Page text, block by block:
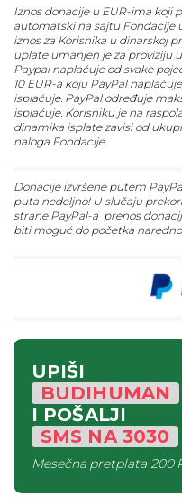
Iznos donacije u EUR-ima koji
automatski na sajtu Fondacije
iznos za Korisnika u dinarskoj
uplate umanjen je za proviziju
Paypal naplaćuje od svake
10 EUR-a koju PayPal
isplaćuje. PayPal određuje
isplaćuje. Korisniku je na
dinamika isplate zavisi od
naloga Fondacije.
Donacije izvršene putem
puta nedeljno! U slučaju
strane PayPal-a prenos
biti moguć do početka
UPIŠI
BUDIHUMAN
I POŠALJI
SMS NA3030
Mesečna pretplata200